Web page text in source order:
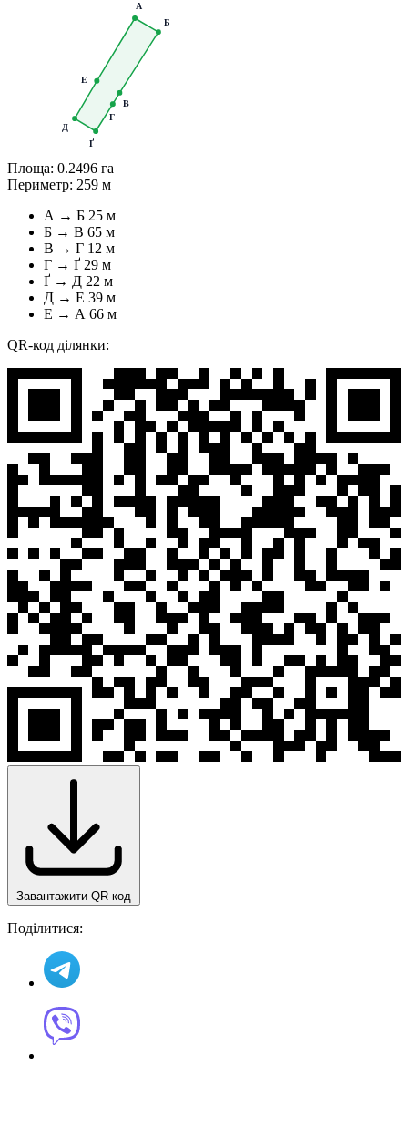
А
Б
В
Г
Ґ
Д
Е
Площа: 0.2496 га
Периметр: 259 м
А → Б 25 м
Б → В 65 м
В → Г 12 м
Г → Ґ 29 м
Ґ → Д 22 м
Д → Е 39 м
Е → А 66 м
QR-код ділянки:
Завантажити QR-код
Поділитися: